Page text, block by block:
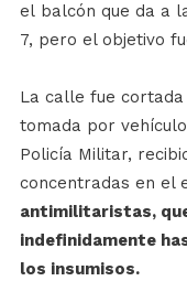
el balcón que da a
7, pero el objetivo
La calle fue
tomada por
Policía Militar,
concentradas en el
antimilitaristas,
indefinidamente
los insumisos.